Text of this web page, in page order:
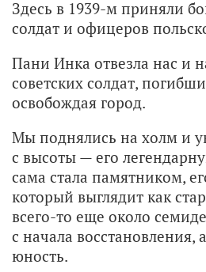
Здесь в 1939-м приняли
солдат и офицеров
Пани Инка отвезла нас и
советских солдат,
освобождая город.
Мы поднялись на холм и
с высоты — его
сама стала памятником,
который выглядит как
всего-то еще около
с начала восстановления,
юность.